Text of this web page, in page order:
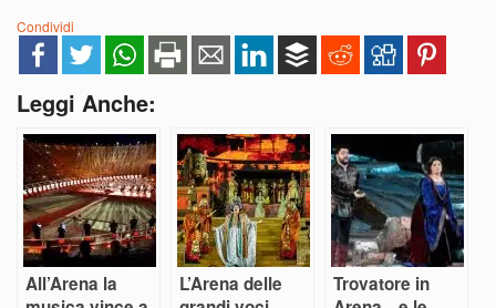
Condividi
Leggi Anche:
All’Arena la
L’Arena delle
Trovatore in